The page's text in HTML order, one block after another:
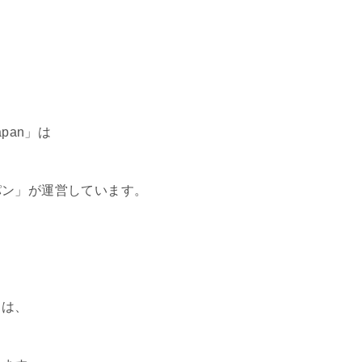
」は
」が運営しています。
、